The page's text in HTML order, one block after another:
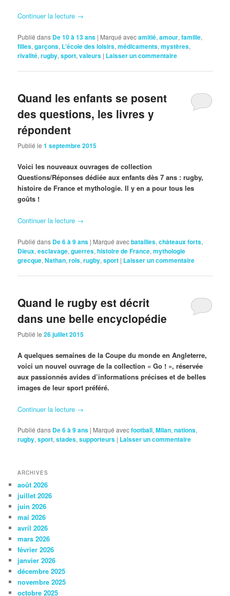
Continuer la lecture →
Publié dans De 10 à 13 ans | Marqué avecamitié,amour,famille,
filles,garçons, L'école des loisirs,médicaments,mystères,
rivalité,rugby,sport,valeurs | Laisser un commentaire
Quand les enfants se posent
des questions, les livres y
répondent
Publié le1 septembre 2015
Voici les nouveaux ouvrages de collection
Questions/Réponses dédiée aux enfants dès 7 ans : rugby,
histoire de France et mythologie. Il y en a pour tous les
goûts !
Continuer la lecture →
Publié dans De 6 à 9 ans | Marqué avecbatailles,châteaux forts,
Dieux,esclavage,guerres,histoire de France,mythologie
grecque,Nathan,rois,rugby,sport | Laisser un commentaire
Quand le rugby est décrit
dans une belle encyclopédie
Publié le26 juillet 2015
A quelques semaines de la Coupe du monde en Angleterre,
voici un nouvel ouvrage de la collection « Go ! », réservée
aux passionnés avides d’informations précises et de belles
images de leur sport préféré.
Continuer la lecture →
Publié dans De 6 à 9 ans | Marqué avecfootball,Milan,nations,
rugby,sport,stades,supporteurs | Laisser un commentaire
ARCHIVES
août 2026
juillet 2026
juin 2026
mai 2026
avril 2026
mars 2026
février 2026
janvier 2026
décembre 2025
novembre 2025
octobre 2025